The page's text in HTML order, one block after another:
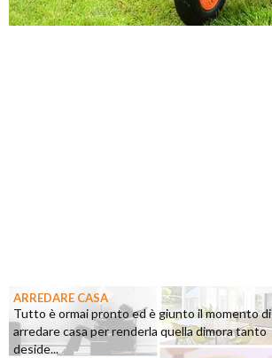
ARREDARE CASA
Tutto è ormai pronto ed è giunto il momento di
arredare casa per renderla quella dimora tanto
deside...